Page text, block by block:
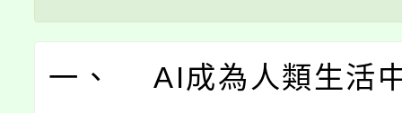
一、 AI成為人類生活